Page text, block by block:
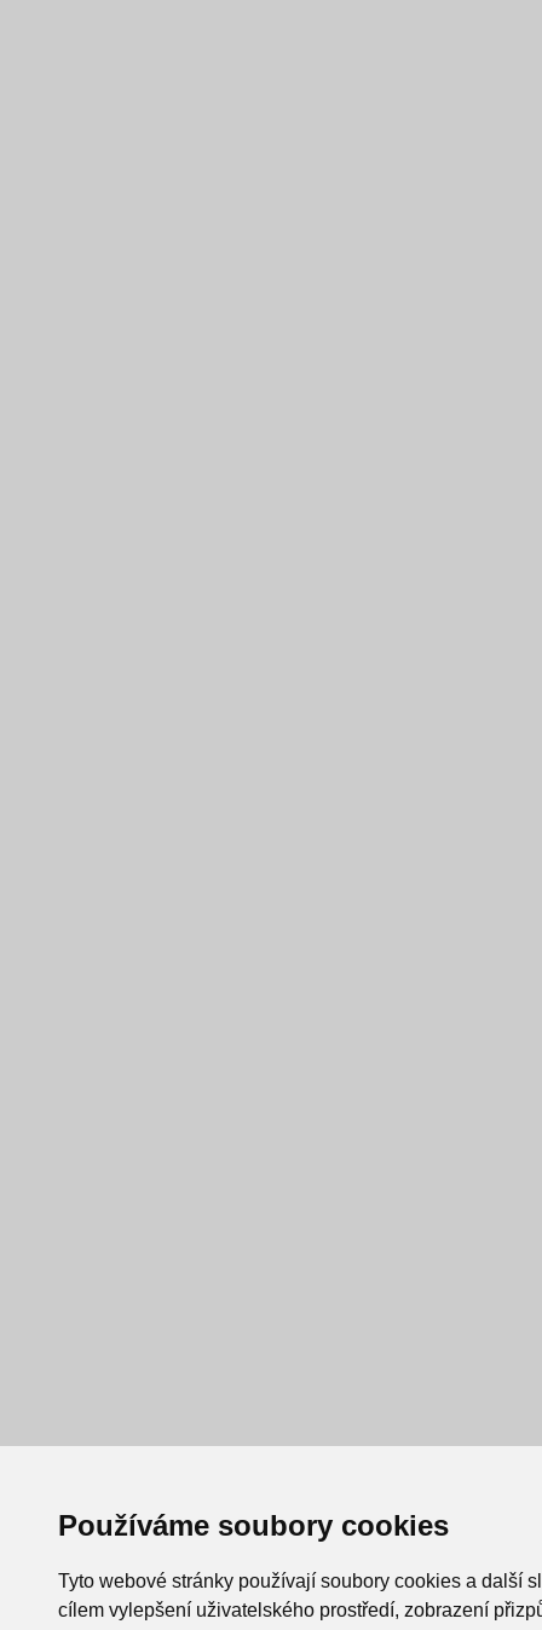
Používáme soubory cookies
Tyto webové stránky používají soubory cookies a další
cílem vylepšení uživatelského prostředí, zobrazení